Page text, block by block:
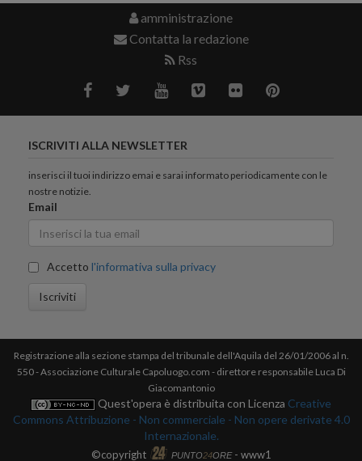
amministrazione
Contatta la redazione
Rss
ISCRIVITI ALLA NEWSLETTER
inserisci il tuoi indirizzo emai e sarai informato periodicamente con le
nostre notizie.
Email
Accetto l'informativa sulla privacy
Iscriviti
Registrazione alla sezione stampa del tribunale dell'Aquila del 26/01/2006 al n.
550 - Associazione Culturale Capoluogo.com - direttore responsabile Luca Di
Giacomantonio
Quest'opera è distribuita con Licenza Creative
Commons Attribuzione - Non commerciale - Non opere derivate 4.0
Internazionale.
©copyright PUNTO24ORE- www1